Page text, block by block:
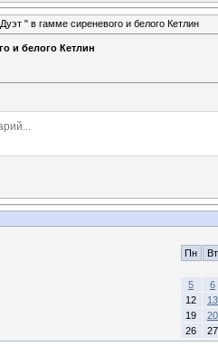
" в гамме сиреневого и белого Кетлин
и белого Кетлин
Пн Вт
5
6
12
13
19
20
26
27